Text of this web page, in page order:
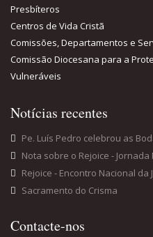
Presbíteros
Centros de Vida Cristã
Comissões, Departamentos e
Comissão Diocesana para a
Vulneráveis
Notícias recentes
Pe. Luís Pedro celebrou as
Nota sobre o Rejoice -
Rejoice - Encontro Nacional da
Sacramento do Crisma
Contacte-nos